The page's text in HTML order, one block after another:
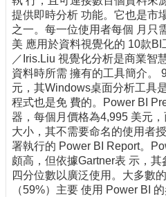
提供即時分析 功能。它也是市
之一。每一位使用者每個 月只
美 應用於資料視覺化的 10款
／Iris.Liu 視覺化分析是商業智
資料時所需 擁有的工具簡介。
元，其Windows桌面分析工具
程式也是免 費的。Power BI
器，每個月價格為4,995 美元
大小，其不需要命名的使用者
署執行的 Power BI Report。
頗高，但依據Gartner表 示，
四分位數以廣泛使用。大多數
（59%）主要 使用 Power BI